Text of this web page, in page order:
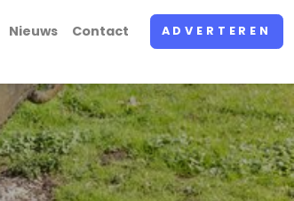
Nieuws Contact ADVERTEREN